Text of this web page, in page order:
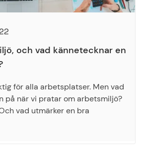
och vad kännetecknar en
för alla arbetsplatser. Men vad
på när vi pratar om arbetsmiljö?
vad utmärker en bra